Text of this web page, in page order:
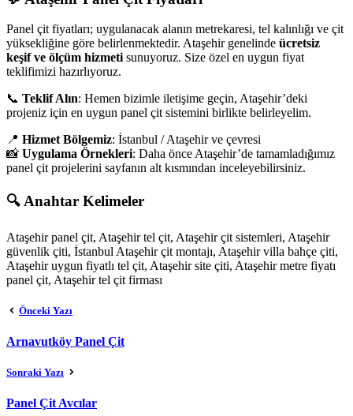
Panel çit fiyatları; uygulanacak alanın metrekaresi, tel kalınlığı ve çit
yüksekliğine göre belirlenmektedir. Ataşehir genelinde ücretsiz
keşif ve ölçüm hizmeti sunuyoruz. Size özel en uygun fiyat
teklifimizi hazırlıyoruz.
📞 Teklif Alın: Hemen bizimle iletişime geçin, Ataşehir’deki
projeniz için en uygun panel çit sistemini birlikte belirleyelim.
📍 Hizmet Bölgemiz: İstanbul / Ataşehir ve çevresi
📸 Uygulama Örnekleri: Daha önce Ataşehir’de tamamladığımız
panel çit projelerini sayfanın alt kısmından inceleyebilirsiniz.
🔍 Anahtar Kelimeler
Ataşehir panel çit, Ataşehir tel çit, Ataşehir çit sistemleri, Ataşehir
güvenlik çiti, İstanbul Ataşehir çit montajı, Ataşehir villa bahçe çiti,
Ataşehir uygun fiyatlı tel çit, Ataşehir site çiti, Ataşehir metre fiyatı
panel çit, Ataşehir tel çit firması
Önceki Yazı
Arnavutköy Panel Çit
Sonraki Yazı
Panel Çit Avcılar